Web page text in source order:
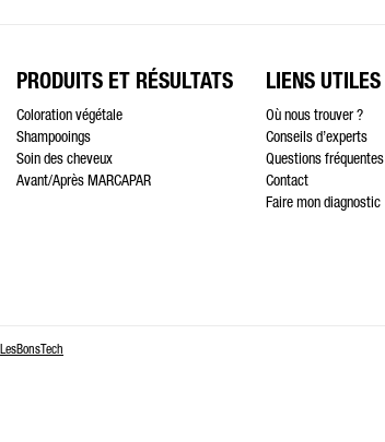
PRODUITS ET RÉSULTATS
Coloration végétale
Shampooings
Soin des cheveux
Avant/Après MARCAPAR
LIENS UTILES
Où nous trouver ?
Conseils d’experts
Questions fréquentes
Contact
Faire mon diagnostic
LesBonsTech